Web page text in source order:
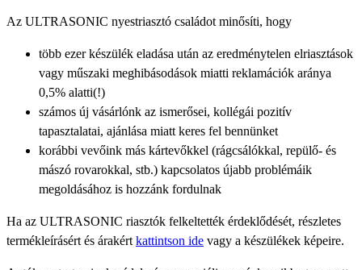
Az ULTRASONIC nyestriasztó családot minősíti, hogy
több ezer készülék eladása után az eredménytelen elriasztások
vagy műszaki meghibásodások miatti reklamációk aránya
0,5% alatti(!)
számos új vásárlónk az ismerősei, kollégái pozitív
tapasztalatai, ajánlása miatt keres fel bennünket
korábbi vevőink más kártevőkkel (rágcsálókkal, repülő- és
mászó rovarokkal, stb.) kapcsolatos újabb problémáik
megoldásához is hozzánk fordulnak
Ha az ULTRASONIC riasztók felkeltették érdeklődését, részletes
termékleírásért és árakért kattintson ide vagy a készülékek képeire.